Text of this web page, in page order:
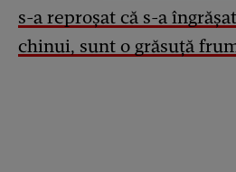
s-a reproșat că s-a
chinui, sunt o grăsuță